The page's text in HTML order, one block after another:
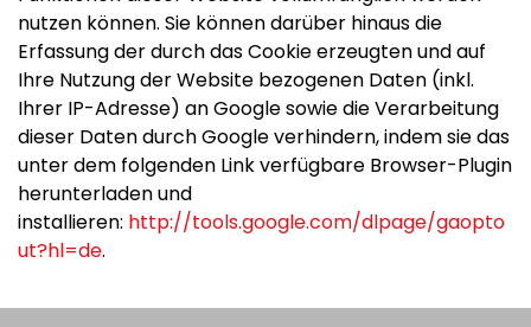
nutzen können. Sie können darüber hinaus die
Erfassung der durch das Cookie erzeugten und auf
Ihre Nutzung der Website bezogenen Daten (inkl.
Ihrer IP-Adresse) an Google sowie die Verarbeitung
dieser Daten durch Google verhindern, indem sie das
unter dem folgenden Link verfügbare Browser-Plugin
herunterladen und
installieren: http://tools.google.com/dlpage/gaopto
ut?hl=de.